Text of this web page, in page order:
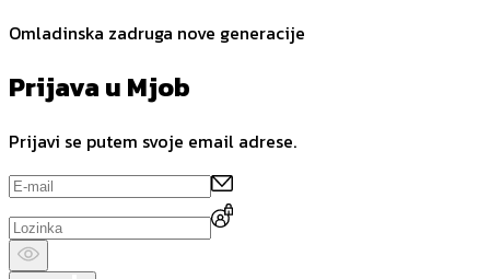
Omladinska zadruga nove generacije
Prijava u Mjob
Prijavi se putem svoje email adrese.